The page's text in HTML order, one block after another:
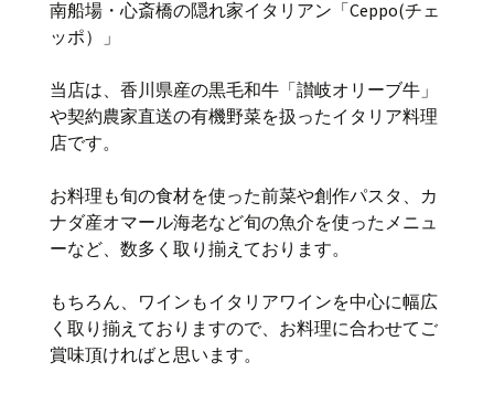
南船場・心斎橋の隠れ家イタリアン「Ceppo(チェ
ッポ）」
当店は、香川県産の黒毛和牛「讃岐オリーブ牛」
や契約農家直送の有機野菜を扱ったイタリア料理
店です。
お料理も旬の食材を使った前菜や創作パスタ、カ
ナダ産オマール海老など旬の魚介を使ったメニュ
ーなど、数多く取り揃えております。
もちろん、ワインもイタリアワインを中心に幅広
く取り揃えておりますので、お料理に合わせてご
賞味頂ければと思います。